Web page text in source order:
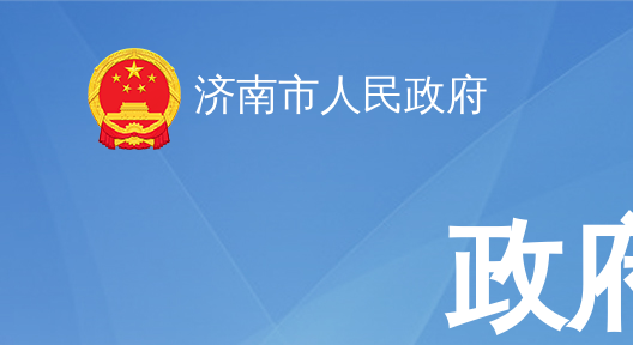
济南市人民政府
政